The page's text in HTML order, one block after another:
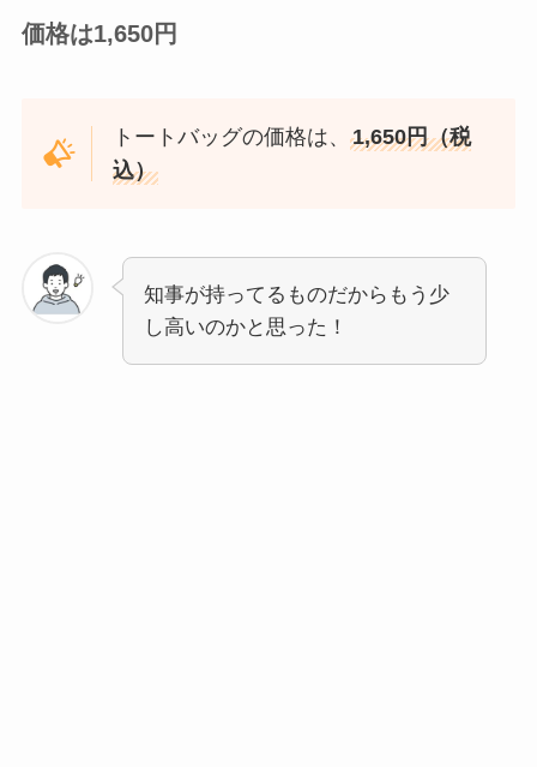
価格は1,650円
トートバッグの価格は、1,650円（税
込）
知事が持ってるものだからもう少
し高いのかと思った！